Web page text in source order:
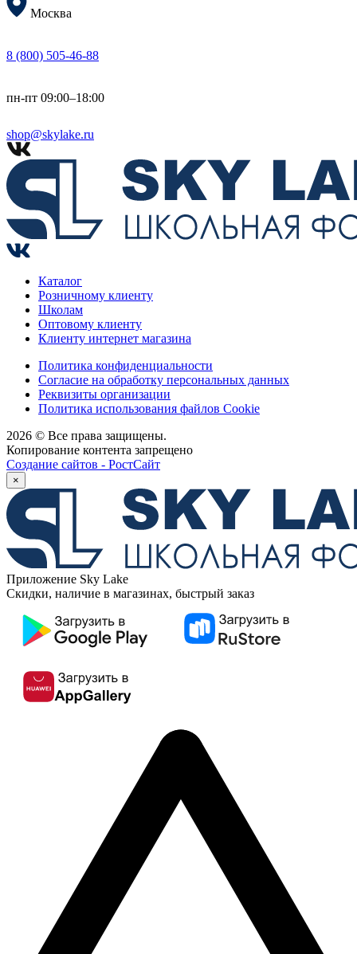
Москва
8 (800) 505-46-88
пн-пт 09:00–18:00
shop@skylake.ru
Каталог
Розничному клиенту
Школам
Оптовому клиенту
Клиенту интернет магазина
Политика конфиденциальности
Согласие на обработку персональных данных
Реквизиты организации
Политика использования файлов Cookie
2026 © Все права защищены.
Копирование контента запрещено
Создание сайтов - РостСайт
×
Приложение Sky Lake
Скидки, наличие в магазинах, быстрый заказ